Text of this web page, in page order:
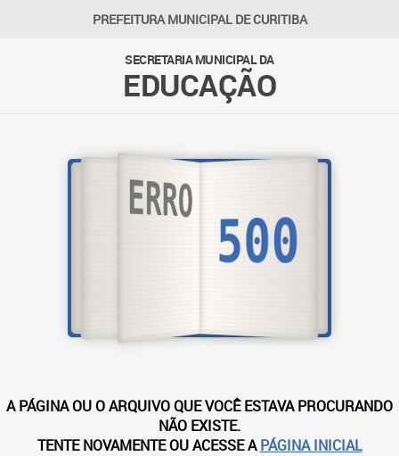
PREFEITURA MUNICIPAL DE CURITIBA
SECRETARIA MUNICIPAL DA
EDUCAÇÃO
A PÁGINA OU O ARQUIVO QUE VOCÊ ESTAVA PROCURANDO
NÃO EXISTE.
TENTE NOVAMENTE OU ACESSE APÁGINA INICIAL